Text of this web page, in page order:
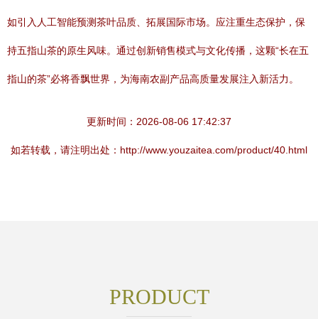
如引入人工智能预测茶叶品质、拓展国际市场。应注重生态保护，保
持五指山茶的原生风味。通过创新销售模式与文化传播，这颗“长在五
指山的茶”必将香飘世界，为海南农副产品高质量发展注入新活力。
更新时间：2026-08-06 17:42:37
如若转载，请注明出处：http://www.youzaitea.com/product/40.html
PRODUCT